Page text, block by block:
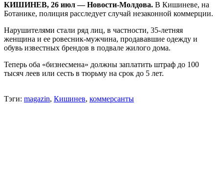
КИШИНЕВ, 26 июл — Новости-Молдова. В Кишиневе, на
Ботанике, полиция расследует случай незаконной коммерции.
Нарушителями стали ряд лиц, в частности, 35-летняя
женщина и ее ровесник-мужчина, продававшие одежду и
обувь известных брендов в подвале жилого дома.
Теперь оба «бизнесмена» должны заплатить штраф до 100
тысяч леев или сесть в тюрьму на срок до 5 лет.
Тэги: magazin, Кишинев, коммерсанты